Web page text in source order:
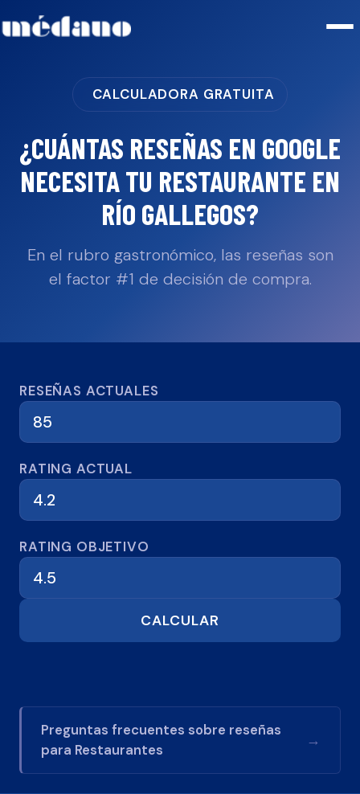
CALCULADORA GRATUITA
¿CUÁNTAS RESEÑAS EN GOOGLE
NECESITA TU RESTAURANTE EN
RÍO GALLEGOS?
En el rubro gastronómico, las reseñas son
el factor #1 de decisión de compra.
Calculadora de reseñas
RESEÑAS ACTUALES
RATING ACTUAL
RATING OBJETIVO
CALCULAR
Preguntas frecuentes sobre reseñas
para Restaurantes
→